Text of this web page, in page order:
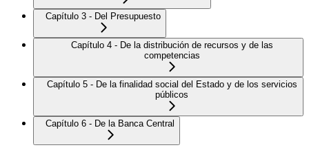
Capítulo 3 - Del Presupuesto
Capítulo 4 - De la distribución de recursos y de las
competencias
Capítulo 5 - De la finalidad social del Estado y de los servicios
públicos
Capítulo 6 - De la Banca Central